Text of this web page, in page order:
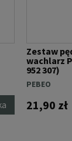
Zestaw
wachlarz
952 307)
PEBEO
21,90 zł